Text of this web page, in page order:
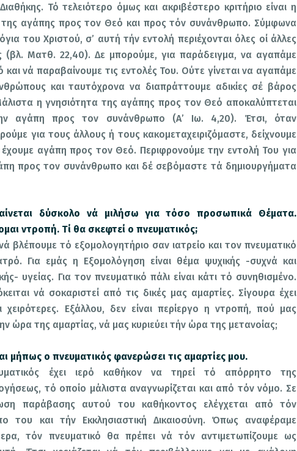
Τό τελειότερο όμως και ακριβέστερο κριτήριο είναι η
της αγάπης προς τον Θεό και προς τόν συνάνθρωπο. Σύμφωνα
του Χριστού, σ’ αυτή τήν εντολή περιέχονται όλες οί άλλες
(βλ. Ματθ. 22,40). Δε μπορούμε, για παράδειγμα, να αγαπάμε
και νά παραβαίνουμε τις εντολές Του. Ούτε γίνεται να αγαπάμε
και ταυτόχρονα να διαπράττουμε αδικίες σέ βάρος
η γνησιότητα της αγάπης προς τον Θεό αποκαλύπτεται
αγάπη προς τον συνάνθρωπο (Α’ Ιω. 4,20). Έτσι, όταν
για τους άλλους ή τους κακομεταχειριζόμαστε, δείχνουμε
έχουμε αγάπη προς τον Θεό. Περιφρονούμε την εντολή Του για
προς τον συνάνθρωπο και δέ σεβόμαστε τά δημιουργήματα
δύσκολο νά μιλήσω για τόσο προσωπικά Θέματα.
ντροπή. Τί θα σκεφτεί ο πνευματικός;
βλέπουμε τό εξομολογητήριο σαν ιατρείο και τον πνευματικό
Για εμάς η Εξομολόγηση είναι θέμα ψυχικής -συχνά και
υγείας. Για τον πνευματικό πάλι είναι κάτι τό συνηθισμένο.
νά σοκαριστεί από τις δικές μας αμαρτίες. Σίγουρα έχει
χειρότερες. Εξάλλου, δεν είναι περίεργο η ντροπή, πού μας
ώρα της αμαρτίας, νά μας κυριεύει τήν ώρα της μετανοίας;
μήπως ο πνευματικός φανερώσει τις αμαρτίες μου.
έχει ιερό καθήκον να τηρεί τό απόρρητο της
τό οποίο μάλιστα αναγνωρίζεται και από τόν νόμο. Σε
παράβασης αυτού του καθήκοντος ελέγχεται από τόν
του και τήν Εκκλησιαστική Δικαιοσύνη. Όπως αναφέραμε
τόν πνευματικό θα πρέπει νά τόν αντιμετωπίζουμε ως